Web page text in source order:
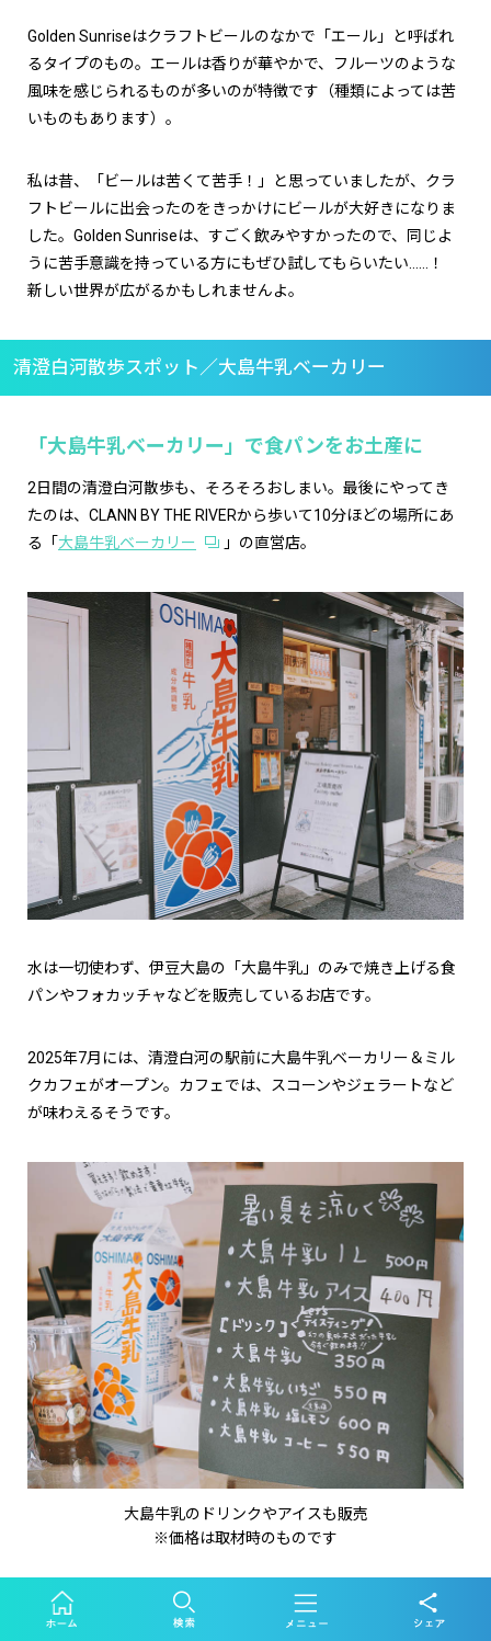
Golden Sunriseはクラフトビールのなかで「エール」と呼ばれ
るタイプのもの。エールは香りが華やかで、フルーツのような
風味を感じられるものが多いのが特徴です（種類によっては苦
いものもあります）。
私は昔、「ビールは苦くて苦手！」と思っていましたが、クラ
フトビールに出会ったのをきっかけにビールが大好きになりま
した。Golden Sunriseは、すごく飲みやすかったので、同じよ
うに苦手意識を持っている方にもぜひ試してもらいたい……！
新しい世界が広がるかもしれませんよ。
清澄白河散歩スポット／大島牛乳ベーカリー
「大島牛乳ベーカリー」で食パンをお土産に
2日間の清澄白河散歩も、そろそろおしまい。最後にやってき
たのは、CLANN BY THE RIVERから歩いて10分ほどの場所にあ
る「 大島牛乳ベーカリー 」の直営店。
水は一切使わず、伊豆大島の「大島牛乳」のみで焼き上げる食
パンやフォカッチャなどを販売しているお店です。
2025年7月には、清澄白河の駅前に大島牛乳ベーカリー＆ミル
クカフェがオープン。カフェでは、スコーンやジェラートなど
が味わえるそうです。
大島牛乳のドリンクやアイスも販売
※価格は取材時のものです
どれにしようかな……とカウンターに近づくと、ふわりとパンの
香りに包まれ、なんとも幸せな気持ちに。